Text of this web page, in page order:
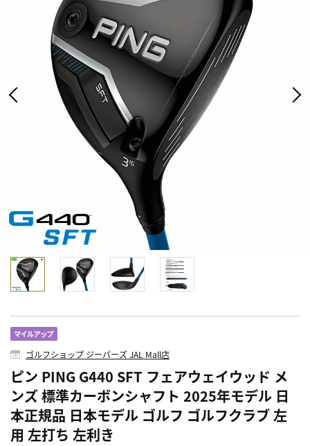
ゴルフショップ ジーパーズ JAL Mall店
ピン PING G440 SFT フェアウェイウッド メ
ンズ 標準カーボンシャフト 2025年モデル 日
本正規品 日本モデル ゴルフ ゴルフクラブ 左
用 左打ち 左利き